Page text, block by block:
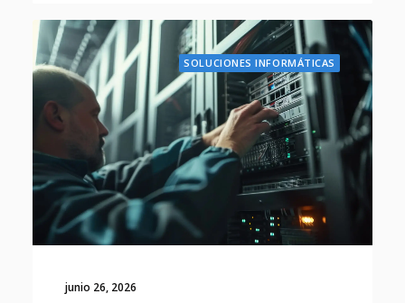
SOLUCIONES INFORMÁTICAS
junio 26, 2026